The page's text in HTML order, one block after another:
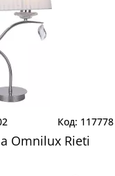
117778
Omnilux Rieti